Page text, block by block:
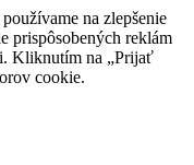
na zlepšenie
prispôsobených reklám
Kliknutím na „Prijať
cookie.